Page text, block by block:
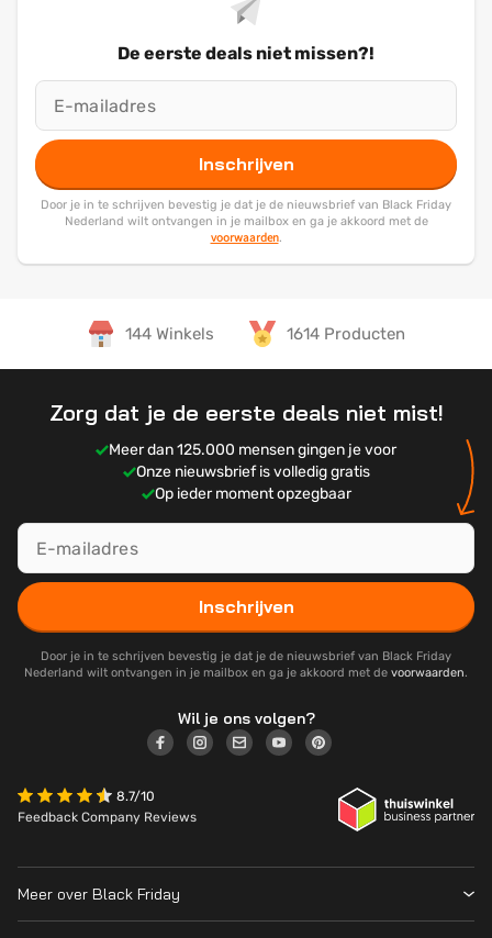
De eerste deals niet missen?!
Inschrijven
Door je in te schrijven bevestig je dat je de nieuwsbrief van Black Friday
Nederland wilt ontvangen in je mailbox en ga je akkoord met de
voorwaarden.
144 Winkels 1614 Producten
Zorg dat je de eerste deals niet mist!
Meer dan 125.000 mensen gingen je voor
Onze nieuwsbrief is volledig gratis
Op ieder moment opzegbaar
Inschrijven
Door je in te schrijven bevestig je dat je de nieuwsbrief van Black Friday
Nederland wilt ontvangen in je mailbox en ga je akkoord met de voorwaarden.
Wil je ons volgen?
8.7/10
Feedback Company Reviews
Meer over Black Friday